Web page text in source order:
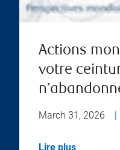
Actions
votre
March 31, 2026 |
Lire plus